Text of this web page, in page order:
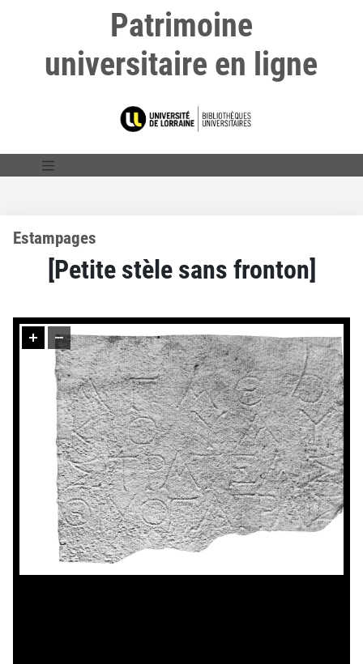
Patrimoine
universitaire en ligne
Estampages
[Petite stèle sans fronton]